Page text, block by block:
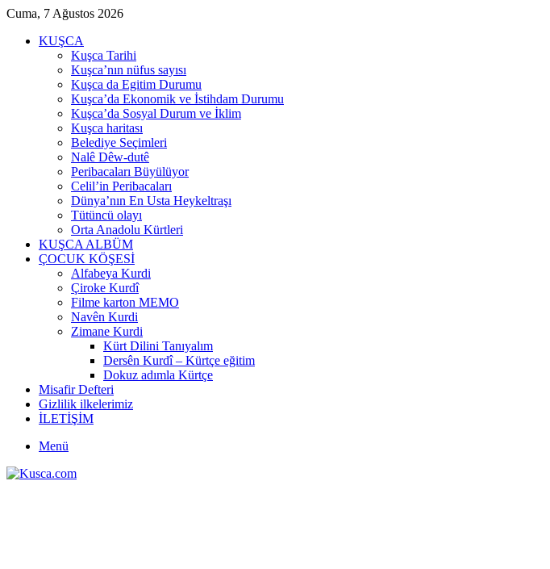
Cuma, 7 Ağustos 2026
KUŞCA
Kuşca Tarihi
Kuşca’nın nüfus sayısı
Kuşca da Egitim Durumu
Kuşca’da Ekonomik ve İstihdam Durumu
Kuşca’da Sosyal Durum ve İklim
Kuşca haritası
Belediye Seçimleri
Nalê Dêw-dutê
Peribacaları Büyülüyor
Celil’in Peribacaları
Dünya’nın En Usta Heykeltraşı
Tütüncü olayı
Orta Anadolu Kürtleri
KUŞCA ALBÜM
ÇOCUK KÖŞESİ
Alfabeya Kurdi
Çiroke Kurdî
Filme karton MEMO
Navên Kurdi
Zimane Kurdi
Kürt Dilini Tanıyalım
Dersên Kurdî – Kürtçe eğitim
Dokuz adımla Kürtçe
Misafir Defteri
Gizlilik ilkelerimiz
İLETİŞİM
Menü